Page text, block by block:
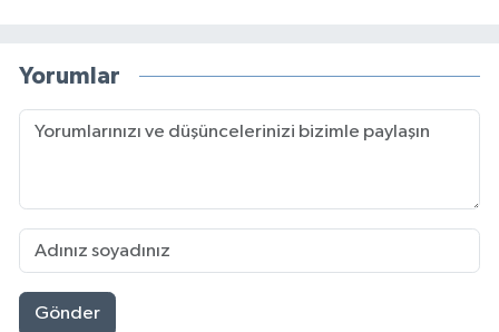
Yorumlar
Gönder